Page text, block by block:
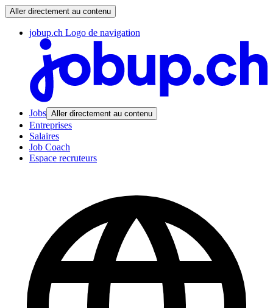
Aller directement au contenu
jobup.ch Logo de navigation
Jobs Aller directement au contenu
Entreprises
Salaires
Job Coach
Espace recruteurs